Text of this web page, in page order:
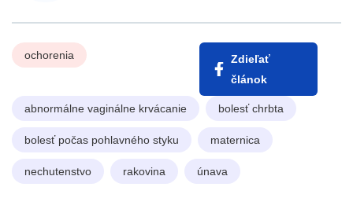
ochorenia
Zdieľať
článok
abnormálne vaginálne krvácanie bolesť chrbta
bolesť počas pohlavného styku maternica
nechutenstvo rakovina únava